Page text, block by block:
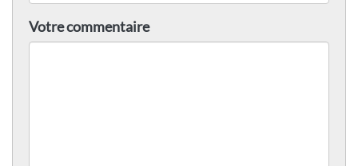
Votre commentaire